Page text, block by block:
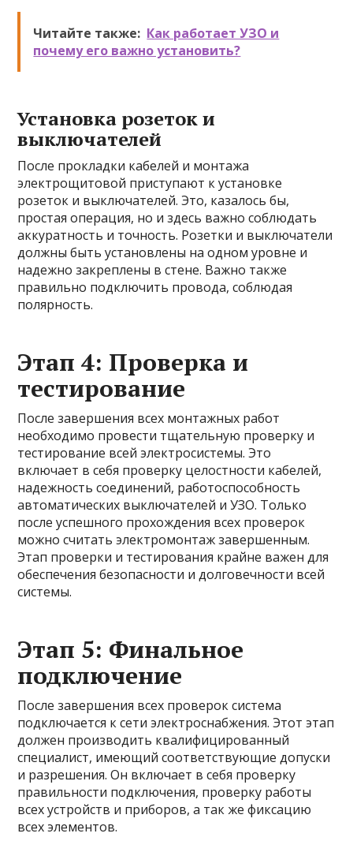
Читайте также: Как работает УЗО и
почему его важно установить?
Установка розеток и
выключателей
После прокладки кабелей и монтажа
электрощитовой приступают к установке
розеток и выключателей. Это, казалось бы,
простая операция, но и здесь важно соблюдать
аккуратность и точность. Розетки и выключатели
должны быть установлены на одном уровне и
надежно закреплены в стене. Важно также
правильно подключить провода, соблюдая
полярность.
Этап 4: Проверка и
тестирование
После завершения всех монтажных работ
необходимо провести тщательную проверку и
тестирование всей электросистемы. Это
включает в себя проверку целостности кабелей,
надежность соединений, работоспособность
автоматических выключателей и УЗО. Только
после успешного прохождения всех проверок
можно считать электромонтаж завершенным.
Этап проверки и тестирования крайне важен для
обеспечения безопасности и долговечности всей
системы.
Этап 5: Финальное
подключение
После завершения всех проверок система
подключается к сети электроснабжения. Этот этап
должен производить квалифицированный
специалист, имеющий соответствующие допуски
и разрешения. Он включает в себя проверку
правильности подключения, проверку работы
всех устройств и приборов, а так же фиксацию
всех элементов.